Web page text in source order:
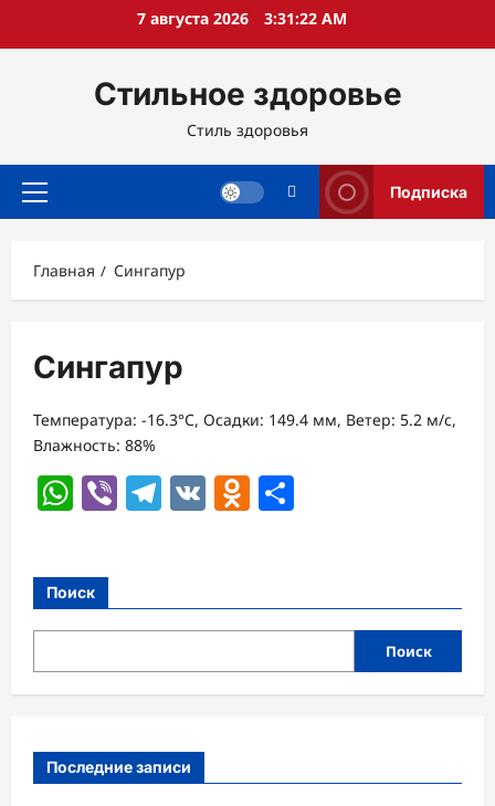
7 августа 2026 3:31:23 AM
Стильное здоровье
Стиль здоровья
Основное
Подписка
Главная Сингапур
Сингапур
Температура: -16.3°C, Осадки: 149.4 мм, Ветер: 5.2 м/с,
Влажность: 88%
WhatsApp
ViberTelegram
VK Odnoklassniki
Поиск
Поиск
Последние записи